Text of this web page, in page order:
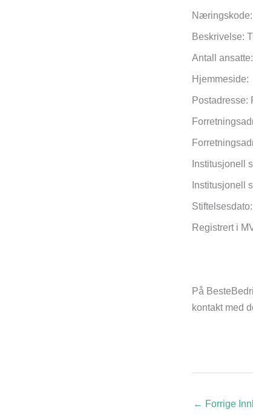
Beskrivelse:
Antall
Hjemmeside:
Postadresse:
Institusjonell
Institusjonell
Registrert i
På
kontakt med
← Forrige